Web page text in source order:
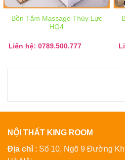
Bồn Tắm Massage Thủy Lực
HG4
Liên hệ: 0789.500.777
NỘI THẤT KING ROOM
Địa chỉ : Số 10, Ngõ 9 Đường